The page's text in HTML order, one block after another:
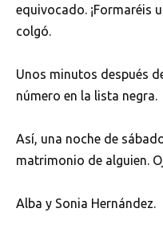
equivocado. ¡Formaréis
colgó.
Unos minutos después
número en la lista negra.
Así, una noche de
matrimonio de alguien.
Alba y Sonia Hernández.